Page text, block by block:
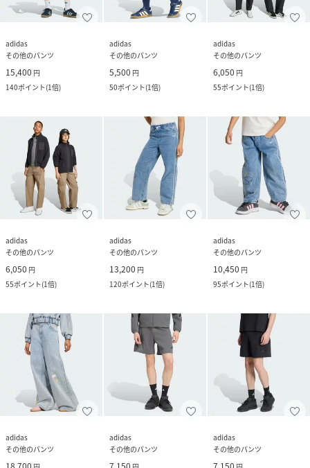
adidas
その他のパンツ
15,400 円
140ポイント(1倍)
adidas
その他のパンツ
5,500 円
50ポイント(1倍)
adidas
その他のパンツ
6,050 円
55ポイント(1倍)
adidas
その他のパンツ
6,050 円
55ポイント(1倍)
adidas
その他のパンツ
13,200 円
120ポイント(1倍)
adidas
その他のパンツ
10,450 円
95ポイント(1倍)
adidas
その他のパンツ
adidas
その他のパンツ
adidas
その他のパンツ